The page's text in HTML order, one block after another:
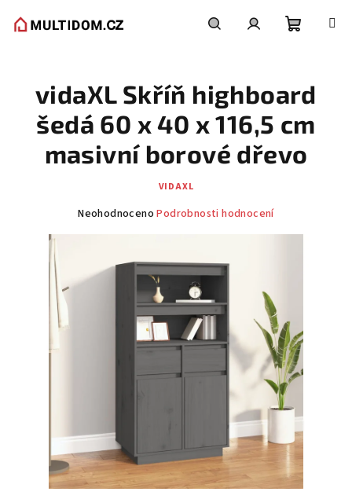
košík
vidaXL Skříň highboard
šedá 60 x 40 x 116,5 cm
masivní borové dřevo
VIDAXL
Průměrné
0,0
Neohodnoceno Podrobnosti hodnocení